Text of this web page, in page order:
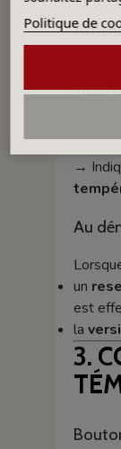
→
→
Au
un
est
la
3.
Politique de